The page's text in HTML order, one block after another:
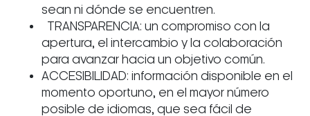
sean ni dónde se encuentren.
TRANSPARENCIA: un compromiso con la
apertura, el intercambio y la colaboración
para avanzar hacia un objetivo común.
ACCESIBILIDAD: información disponible en el
momento oportuno, en el mayor número
posible de idiomas, que sea fácil de